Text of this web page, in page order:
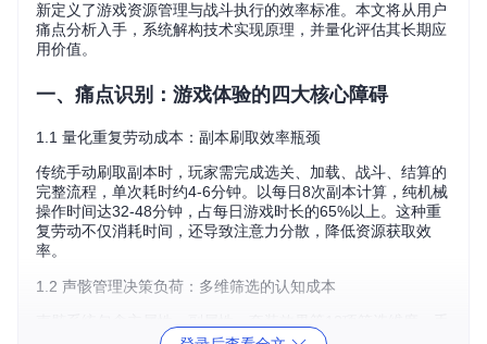
新定义了游戏资源管理与战斗执行的效率标准。本文将从用户
痛点分析入手，系统解构技术实现原理，并量化评估其长期应
用价值。
一、痛点识别：游戏体验的四大核心障碍
1.1 量化重复劳动成本：副本刷取效率瓶颈
传统手动刷取副本时，玩家需完成选关、加载、战斗、结算的
完整流程，单次耗时约4-6分钟。以每日8次副本计算，纯机械
操作时间达32-48分钟，占每日游戏时长的65%以上。这种重
复劳动不仅消耗时间，还导致注意力分散，降低资源获取效
率。
1.2 声骸管理决策负荷：多维筛选的认知成本